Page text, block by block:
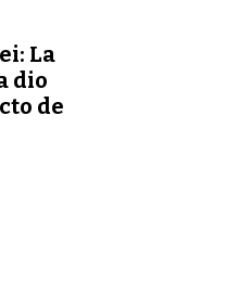
La
dio
de